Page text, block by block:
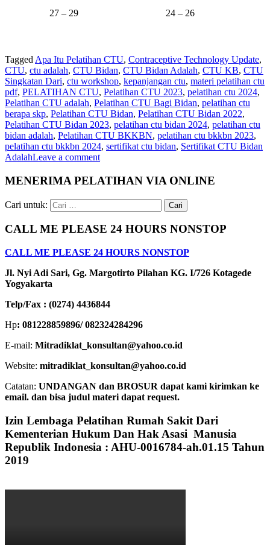
27 – 29
24 – 26
Tagged Apa Itu Pelatihan CTU, Contraceptive Technology Update,
CTU, ctu adalah, CTU Bidan, CTU Bidan Adalah, CTU KB, CTU
Singkatan Dari, ctu workshop, kepanjangan ctu, materi pelatihan ctu
pdf, PELATIHAN CTU, Pelatihan CTU 2023, pelatihan ctu 2024,
Pelatihan CTU adalah, Pelatihan CTU Bagi Bidan, pelatihan ctu
berapa skp, Pelatihan CTU Bidan, Pelatihan CTU Bidan 2022,
Pelatihan CTU Bidan 2023, pelatihan ctu bidan 2024, pelatihan ctu
bidan adalah, Pelatihan CTU BKKBN, pelatihan ctu bkkbn 2023,
pelatihan ctu bkkbn 2024, sertifikat ctu bidan, Sertifikat CTU Bidan
AdalahLeave a comment
MENERIMA PELATIHAN VIA ONLINE
Cari untuk:
CALL ME PLEASE 24 HOURS NONSTOP
CALL ME PLEASE 24 HOURS NONSTOP
Jl. Nyi Adi Sari, Gg. Margotirto Pilahan KG. I/726 Kotagede
Yogyakarta
Telp/Fax : (0274) 4436844
Hp: 081228859896/ 082324284296
E-mail: Mitradiklat_konsultan@yahoo.co.id
Website: mitradiklat_konsultan@yahoo.co.id
Catatan: UNDANGAN dan BROSUR dapat kami kirimkan ke
email. dan bisa judul materi dapat request.
Izin Lembaga Pelatihan Rumah Sakit Dari
Kementerian Hukum Dan Hak Asasi Manusia
Republik Indonesia : AHU-0016784-ah.01.15 Tahun
2019